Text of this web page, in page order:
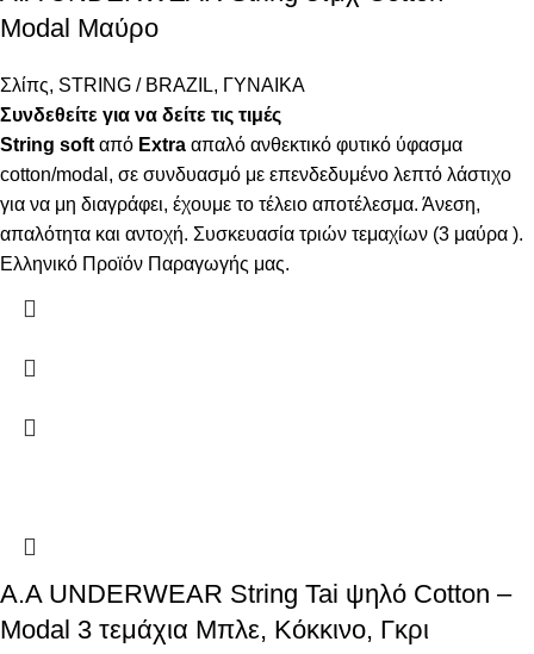
Modal Μαύρο
Σλίπς, STRING / BRAZIL, ΓΥΝΑΙΚΑ
Συνδεθείτε για να δείτε τις τιμές
String soft από Extra απαλό ανθεκτικό φυτικό ύφασμα
cotton/modal, σε συνδυασμό με επενδεδυμένο λεπτό λάστιχο
για να μη διαγράφει, έχουμε το τέλειο αποτέλεσμα. Άνεση,
απαλότητα και αντοχή. Συσκευασία τριών τεμαχίων (3 μαύρα ).
Ελληνικό Προϊόν Παραγωγής μας.
A.A UNDERWEAR String Tai ψηλό Cotton –
Modal 3 τεμάχια Μπλε, Κόκκινο, Γκρι